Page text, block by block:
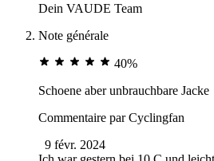
Dein VAUDE Team
Note générale
40%
Schoene aber unbrauchbare Jacke
Commentaire parCyclingfan
9 févr. 2024